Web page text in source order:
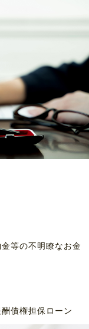
等の不明瞭なお金
債権担保ローン